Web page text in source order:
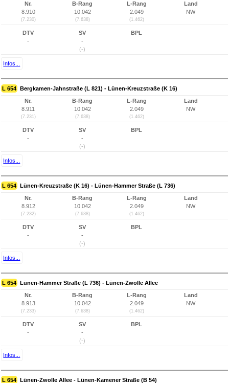
Nr.
8.910
(7.230)
B-Rang
10.042
(7.638)
L-Rang
2.049
(1.462)
Land
NW
DTV
-
SV
-
(-)
BPL
Infos...
L 654 Bergkamen-Jahnstraße (L 821) - Lünen-Kreuzstraße (K 16)
Nr.
8.911
(7.231)
B-Rang
10.042
(7.638)
L-Rang
2.049
(1.462)
Land
NW
DTV
-
SV
-
(-)
BPL
Infos...
L 654 Lünen-Kreuzstraße (K 16) - Lünen-Hammer Straße (L 736)
Nr.
8.912
(7.232)
B-Rang
10.042
(7.638)
L-Rang
2.049
(1.462)
Land
NW
DTV
-
SV
-
(-)
BPL
Infos...
L 654 Lünen-Hammer Straße (L 736) - Lünen-Zwolle Allee
Nr.
8.913
(7.233)
B-Rang
10.042
(7.638)
L-Rang
2.049
(1.462)
Land
NW
DTV
-
SV
-
(-)
BPL
Infos...
L 654 Lünen-Zwolle Allee - Lünen-Kamener Straße (B 54)